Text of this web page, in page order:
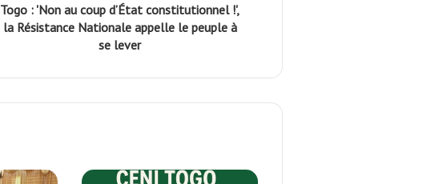
Togo : 'Non au coup d’État constitutionnel !',
la Résistance Nationale appelle le peuple à
se lever